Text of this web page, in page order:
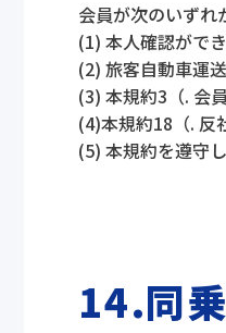
会員が次のいずれ
(1) 本人確認がで
(2) 旅客自動車運
(3) 本規約3（. 会
(4)本規約18（. 反
(5) 本規約を遵守
14.同